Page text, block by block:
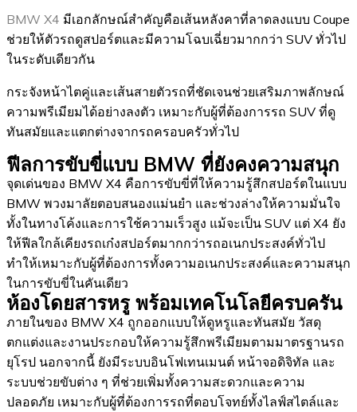
BMW X4 มีเอกลักษณ์สำคัญคือเส้นหลังคาที่ลาดลงแบบ Coupe
ช่วยให้ตัวรถดูสปอร์ตและมีความโฉบเฉี่ยวมากกว่า SUV ทั่วไป
ในระดับเดียวกัน
กระจังหน้าไตคู่และเส้นสายตัวรถที่ชัดเจนช่วยเสริมภาพลักษณ์
ความพรีเมียมได้อย่างลงตัว เหมาะกับผู้ที่ต้องการรถ SUV ที่ดู
ทันสมัยและแตกต่างจากรถครอบครัวทั่วไป
ฟีลการขับขี่แบบ BMW ที่ยังคงความสนุก
จุดเด่นของ BMW X4 คือการขับขี่ที่ให้ความรู้สึกสปอร์ตในแบบ
BMW พวงมาลัยตอบสนองแม่นยำ และช่วงล่างให้ความมั่นใจ
ทั้งในทางโค้งและการใช้ความเร็วสูง แม้จะเป็น SUV แต่ X4 ยัง
ให้ฟีลใกล้เคียงรถเก๋งสปอร์ตมากกว่ารถอเนกประสงค์ทั่วไป
ทำให้เหมาะกับผู้ที่ต้องการทั้งความอเนกประสงค์และความสนุก
ในการขับขี่ในคันเดียว
ห้องโดยสารหรู พร้อมเทคโนโลยีครบครัน
ภายในของ BMW X4 ถูกออกแบบให้ดูหรูและทันสมัย วัสดุ
ตกแต่งและงานประกอบให้ความรู้สึกพรีเมียมตามมาตรฐานรถ
ยุโรป นอกจากนี้ ยังมีระบบอินโฟเทนเมนต์ หน้าจอดิจิทัล และ
ระบบช่วยขับต่าง ๆ ที่ช่วยเพิ่มทั้งความสะดวกและความ
ปลอดภัย เหมาะกับผู้ที่ต้องการรถที่ตอบโจทย์ทั้งไลฟ์สไตล์และ